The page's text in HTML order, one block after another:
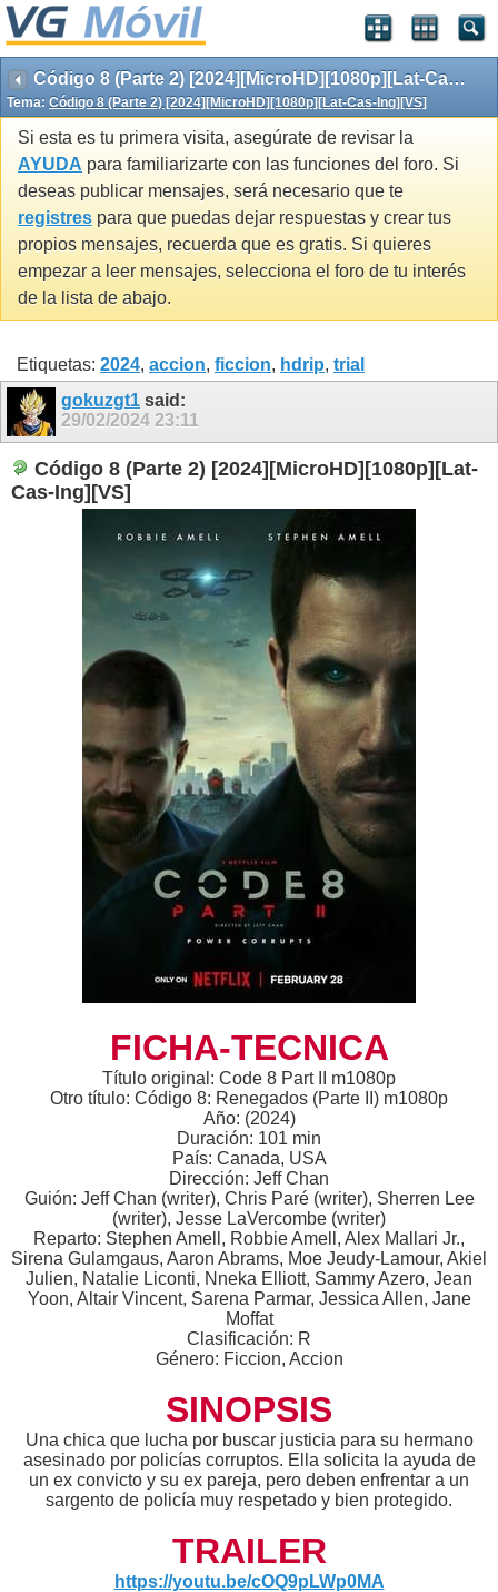
Código 8 (Parte 2) [2024][MicroHD][1080p][Lat-Cas-Ing][VS]
Tema: Código 8 (Parte 2) [2024][MicroHD][1080p][Lat-Cas-Ing][VS]
Si esta es tu primera visita, asegúrate de revisar la
AYUDA para familiarizarte con las funciones del foro. Si
deseas publicar mensajes, será necesario que te
registres para que puedas dejar respuestas y crear tus
propios mensajes, recuerda que es gratis. Si quieres
empezar a leer mensajes, selecciona el foro de tu interés
de la lista de abajo.
Etiquetas: 2024, accion, ficcion, hdrip, trial
gokuzgt1 said:
29/02/2024 23:11
Código 8 (Parte 2) [2024][MicroHD][1080p][Lat-
Cas-Ing][VS]
FICHA-TECNICA
Título original: Code 8 Part II m1080p
Otro título: Código 8: Renegados (Parte II) m1080p
Año: (2024)
Duración: 101 min
País: Canada, USA
Dirección: Jeff Chan
Guión: Jeff Chan (writer), Chris Paré (writer), Sherren Lee
(writer), Jesse LaVercombe (writer)
Reparto: Stephen Amell, Robbie Amell, Alex Mallari Jr.,
Sirena Gulamgaus, Aaron Abrams, Moe Jeudy-Lamour, Akiel
Julien, Natalie Liconti, Nneka Elliott, Sammy Azero, Jean
Yoon, Altair Vincent, Sarena Parmar, Jessica Allen, Jane
Moffat
Clasificación: R
Género: Ficcion, Accion
SINOPSIS
Una chica que lucha por buscar justicia para su hermano
asesinado por policías corruptos. Ella solicita la ayuda de
un ex convicto y su ex pareja, pero deben enfrentar a un
sargento de policía muy respetado y bien protegido.
TRAILER
https://youtu.be/cOQ9pLWp0MA